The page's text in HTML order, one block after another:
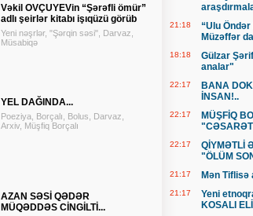
Vəkil OVÇUYEVin “Şərəfli ömür”
adlı şeirlər kitabı işıqüzü görüb
Yeni nəşrlər, "Şərqin səsi", Darvaz,
Müsabiqə
YEL DAĞINDA...
Poeziya, Borçalı, Bolus, Darvaz,
Arxiv, Müşfiq Borçalı
AZAN SƏSİ QƏDƏR
MÜQƏDDƏS CİNGİLTİ...
21:18
“Ulu
Müzəffər
18:18
Gülzar
analar"
22:17
BANA
İNSAN!..
22:17
MÜŞFİQ
22:17
QİYMƏTLİ
"ÖLÜM
21:17 Mən Tiflisə
21:17
Yeni
KOSALI